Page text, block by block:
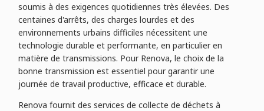
soumis à des exigences quotidiennes très élevées. Des
centaines d'arrêts, des charges lourdes et des
environnements urbains difficiles nécessitent une
technologie durable et performante, en particulier en
matière de transmissions. Pour Renova, le choix de la
bonne transmission est essentiel pour garantir une
journée de travail productive, efficace et durable.
Renova fournit des services de collecte de déchets à